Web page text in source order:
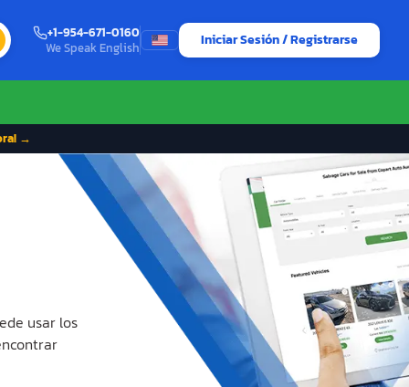
+1-954-671-0160
We Speak English
Iniciar Sesión / Registrarse
→
usar los